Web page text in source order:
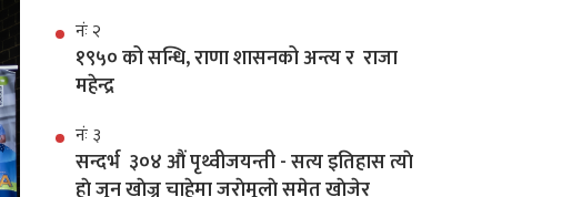
नंः २
१९५० को सन्धि, राणा शासनको अन्त्य र राजा
महेन्द्र
नंः ३
सन्दर्भ ३०४ औं पृथ्वीजयन्ती - सत्य इतिहास त्याे
हाे जुन खाेज्न चाहेमा जराेमूलाे समेत खाेजेर